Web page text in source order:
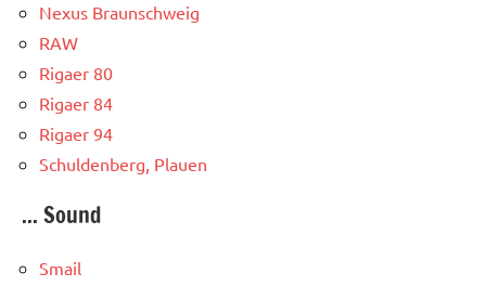
Nexus Braunschweig
RAW
Rigaer 80
Rigaer 84
Rigaer 94
Schuldenberg, Plauen
... Sound
Smail